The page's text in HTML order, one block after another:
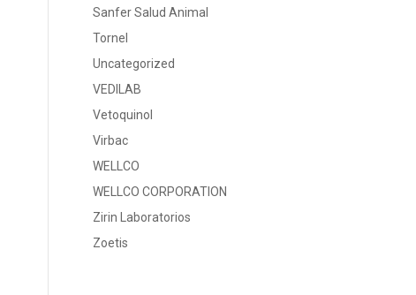
Sanfer Salud Animal
Tornel
Uncategorized
VEDILAB
Vetoquinol
Virbac
WELLCO
WELLCO CORPORATION
Zirin Laboratorios
Zoetis